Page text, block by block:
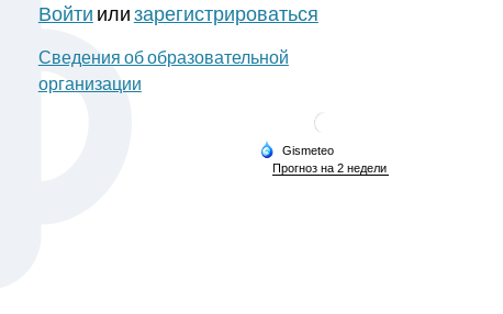
Войти илизарегистрироваться
Сведения об образовательной
организации